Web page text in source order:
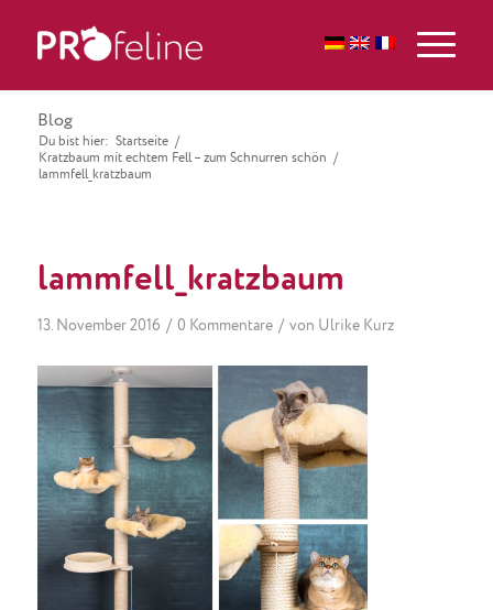
Blog
Du bist hier: Startseite /
Kratzbaum mit echtem Fell – zum Schnurren schön /
lammfell_kratzbaum
lammfell_kratzbaum
13. November 2016 / 0 Kommentare / von Ulrike Kurz